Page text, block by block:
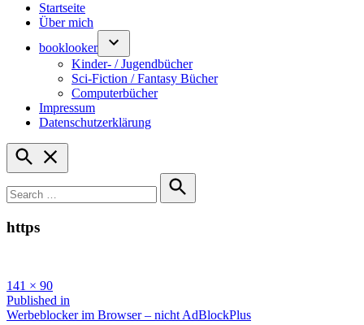
Startseite
Über mich
booklooker
Kinder- / Jugendbücher
Sci-Fiction / Fantasy Bücher
Computerbücher
Impressum
Datenschutzerklärung
Open
Search
for:
Search
https
Full
size
141 × 90
Beitragsnavigation
Published in
Werbeblocker im Browser – nicht AdBlockPlus